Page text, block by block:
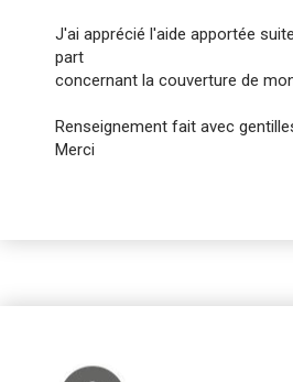
J'ai apprécié l'aide apportée
part
concernant la couverture de
Renseignement fait avec
Merci